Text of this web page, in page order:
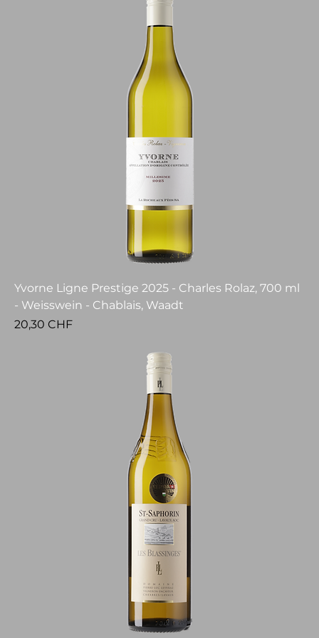
Yvorne Ligne Prestige 2025 - Charles Rolaz, 700 ml
- Weisswein - Chablais, Waadt
Preis
20,30 CHF